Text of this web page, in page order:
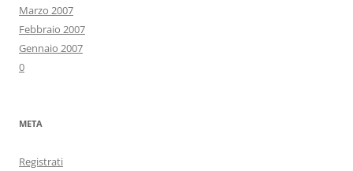
Marzo 2007
Febbraio 2007
Gennaio 2007
0
META
Registrati